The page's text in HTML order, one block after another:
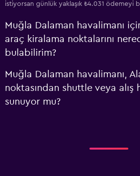
istiyorsan günlük yaklaşık ₺4.031 ödemeyi
Muğla Dalaman havalimanı
araç kiralama noktalarını
bulabilirim?
Muğla Dalaman havalimanı,
noktasından shuttle veya alış
sunuyor mu?